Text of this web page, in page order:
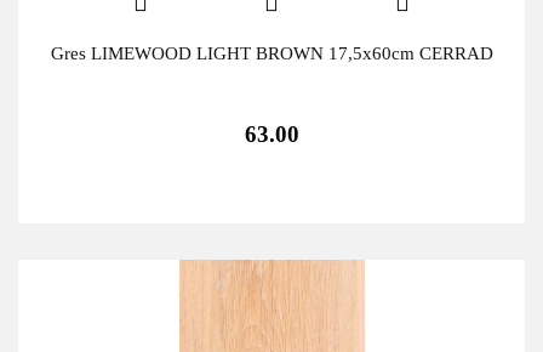
Gres LIMEWOOD LIGHT BROWN 17,5x60cm CERRAD
63.00